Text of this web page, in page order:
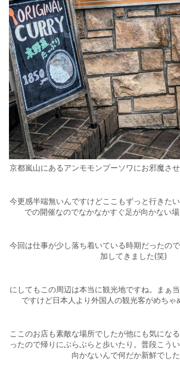
京都嵐山にあるアンモモンプーソワにお邪魔さ
今更感半端無いんですけどここもずっと行きた
での開催なのでなかなかすぐ足が向かない
今回は仕事が少し落ち着いている時期だったの
加してきました(笑)
にしてもこの周辺は本当に観光地ですね。まぁ
ですけど日本人より外国人の観光客がめちゃ
ここのお店も素敵な場所でしたが他にも気にな
ったので帰りにぶらぶらと歩いたり。普段こう
向かないんで何だか新鮮でした